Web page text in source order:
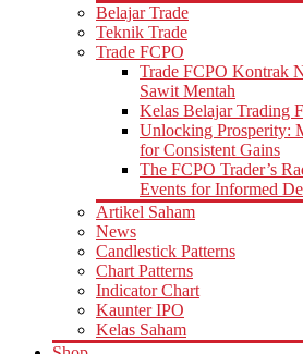
Belajar Trade
Teknik Trade
Trade FCPO
Trade FCPO Kontrak
Sawit Mentah
Kelas Belajar Trading
Unlocking Prosperity:
for Consistent Gains
The FCPO Trader’s
Events for Informed
Artikel Saham
News
Candlestick Patterns
Chart Patterns
Indicator Chart
Kaunter IPO
Kelas Saham